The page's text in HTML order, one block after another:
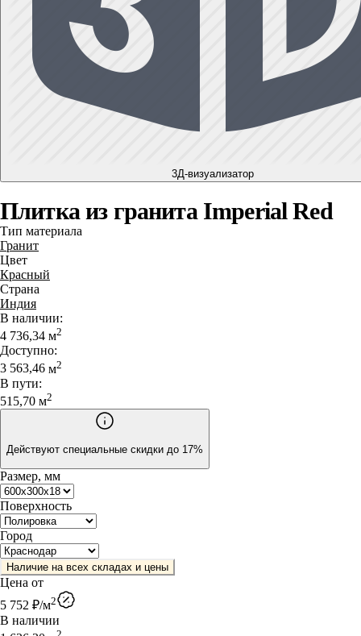
3Д-визуализатор
Плитка из гранита Imperial Red
Тип материала
Гранит
Цвет
Красный
Страна
Индия
В наличии:
4 736,34 м2
Доступно:
3 563,46 м2
В пути:
515,70 м2
Действуют специальные скидки до 17%
Размер, мм
Поверхность
Город
Наличие на всех складах и цены
Цена от
5 752 ₽/м2
В наличии